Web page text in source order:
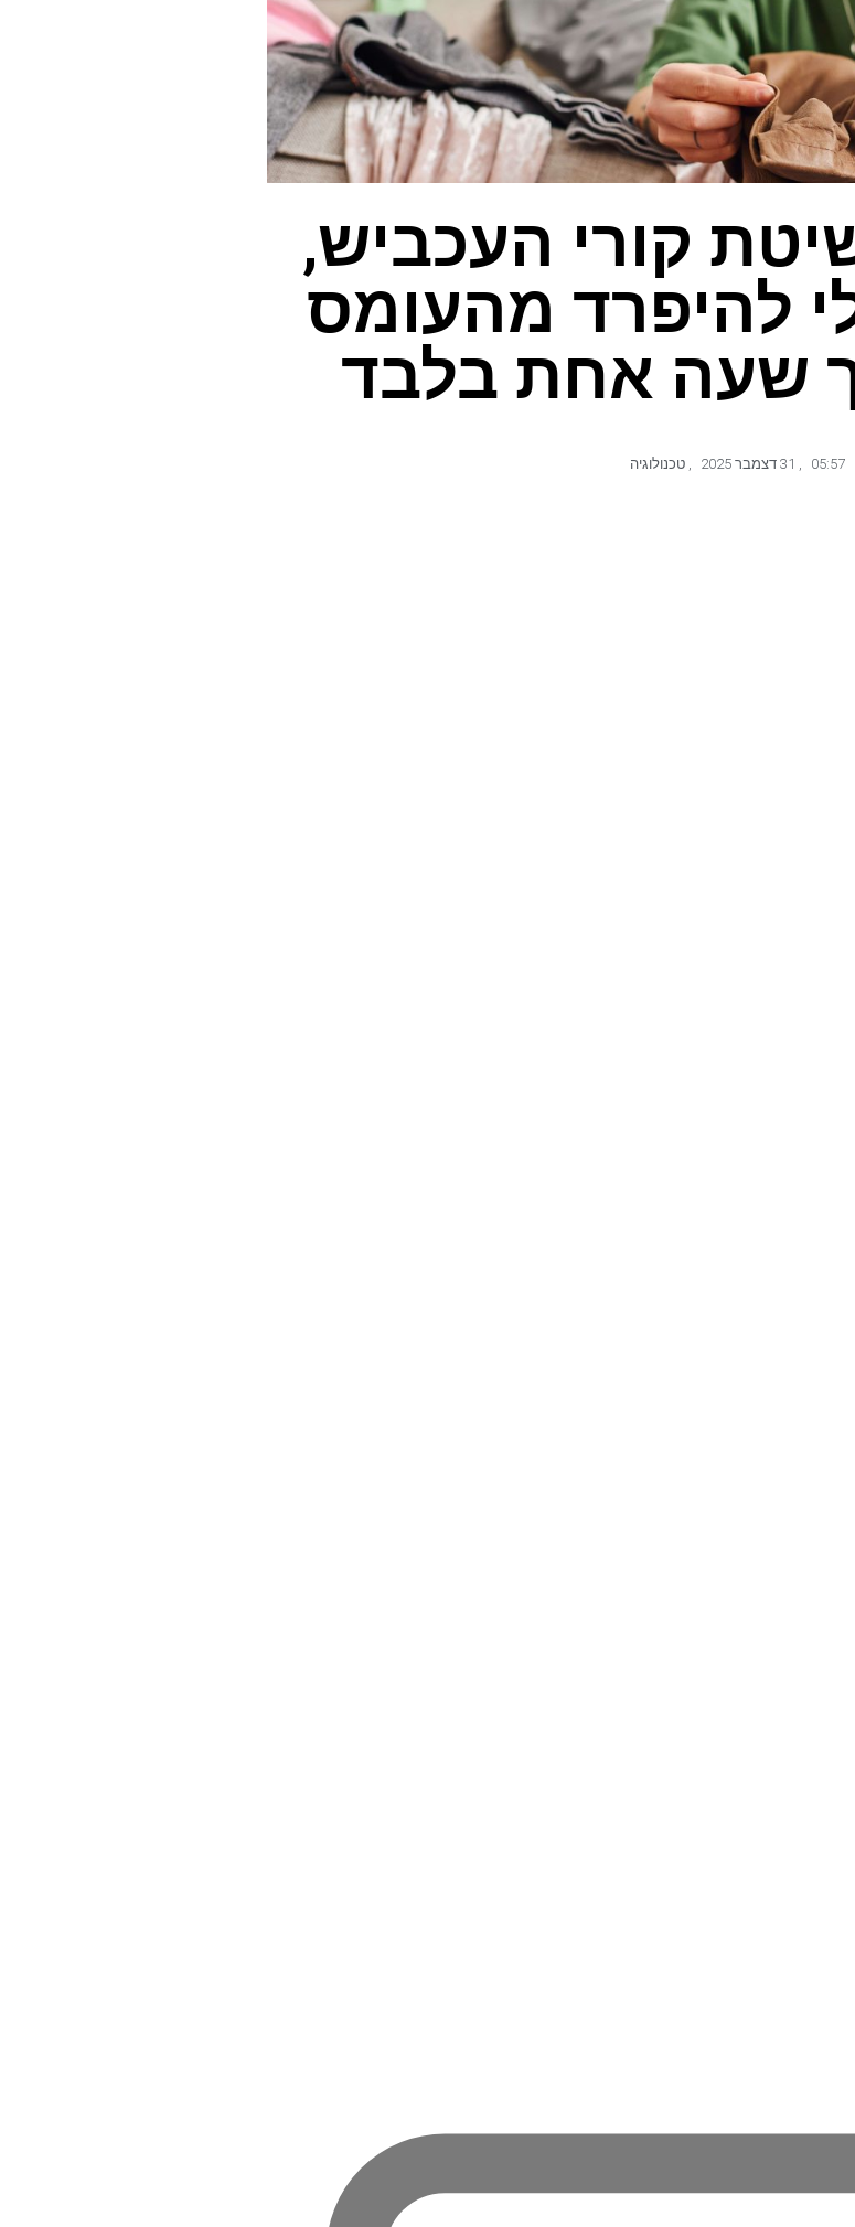
קורי העכביש,
להיפרד מהעומס
שעה אחת בלבד
05:57
,
, טכנולוגיה